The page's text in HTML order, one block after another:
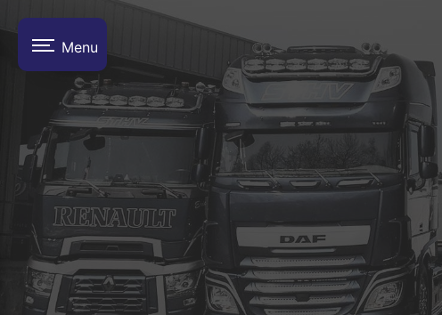
Menu
Panneau de gestion des cookies